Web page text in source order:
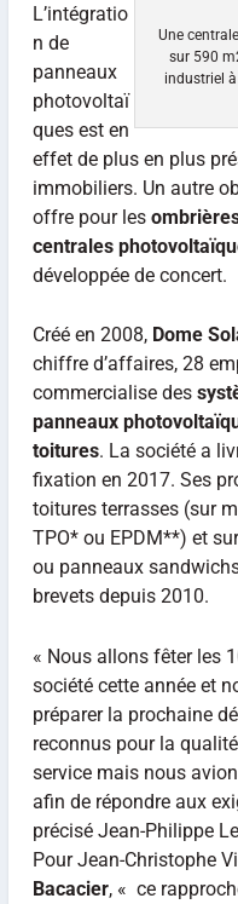
Une
sur 590
industriel
L’intégratio
n de
panneaux
photovoltaï
ques est en
effet de plus en plus
immobiliers. Un autre
offre pour les
centrales
développée de concert.
Créé en 2008, Dome
chiffre d’affaires, 28
commercialise des
panneaux
toitures. La société a
fixation en 2017. Ses
toitures terrasses (sur
TPO* ou EPDM**) et
ou panneaux
brevets depuis 2010.
« Nous allons fêter les
société cette année et
préparer la prochaine
reconnus pour la
service mais nous
afin de répondre aux
précisé Jean-Philippe
Pour Jean-Christophe
Bacacier, « ce